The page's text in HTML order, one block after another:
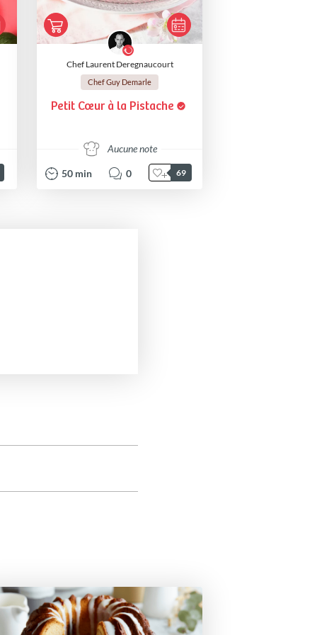
Chef Laurent Deregnaucourt
Chef Guy Demarle
Petit Cœur à la Pistache
Aucune note
50 min 0 69